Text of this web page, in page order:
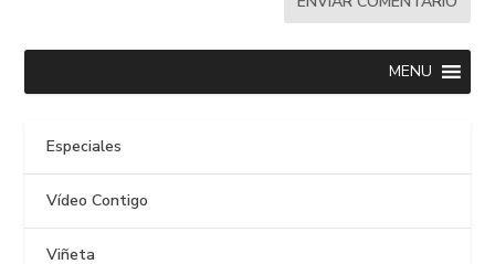
MENU
Especiales
Vídeo Contigo
Viñeta